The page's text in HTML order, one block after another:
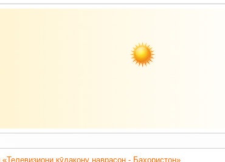
кӯдакону наврасон - Баҳористон».